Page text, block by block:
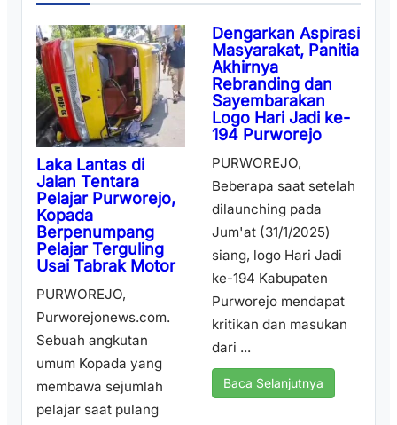
Laka Lantas di
Jalan Tentara
Pelajar Purworejo,
Kopada
Berpenumpang
Pelajar Terguling
Usai Tabrak Motor
PURWOREJO,
Purworejonews.com.
Sebuah angkutan
umum Kopada yang
membawa sejumlah
pelajar saat pulang
Dengarkan Aspirasi
Masyarakat, Panitia
Akhirnya
Rebranding dan
Sayembarakan
Logo Hari Jadi ke-
194 Purworejo
PURWOREJO,
Beberapa saat setelah
dilaunching pada
Jum'at (31/1/2025)
siang, logo Hari Jadi
ke-194 Kabupaten
Purworejo mendapat
kritikan dan masukan
dari ...
Baca Selanjutnya